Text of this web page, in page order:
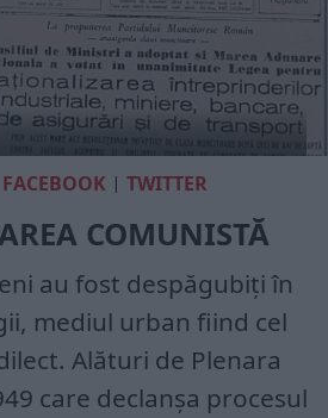
FACEBOOK |TWITTER
COMUNISTĂ
au fost despăgubiți în
mediul urban fiind cel
Alături de Plenara
care declanșa procesul